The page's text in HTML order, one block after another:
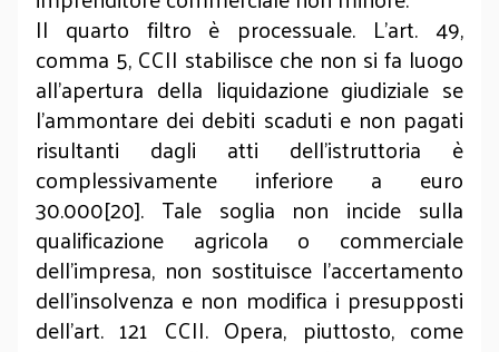
Il quarto filtro è processuale. L’art. 49,
comma 5, CCII stabilisce che non si fa luogo
all’apertura della liquidazione giudiziale se
l’ammontare dei debiti scaduti e non pagati
risultanti dagli atti dell’istruttoria è
complessivamente inferiore a euro
30.000[20]. Tale soglia non incide sulla
qualificazione agricola o commerciale
dell’impresa, non sostituisce l’accertamento
dell’insolvenza e non modifica i presupposti
dell’art. 121 CCII. Opera, piuttosto, come